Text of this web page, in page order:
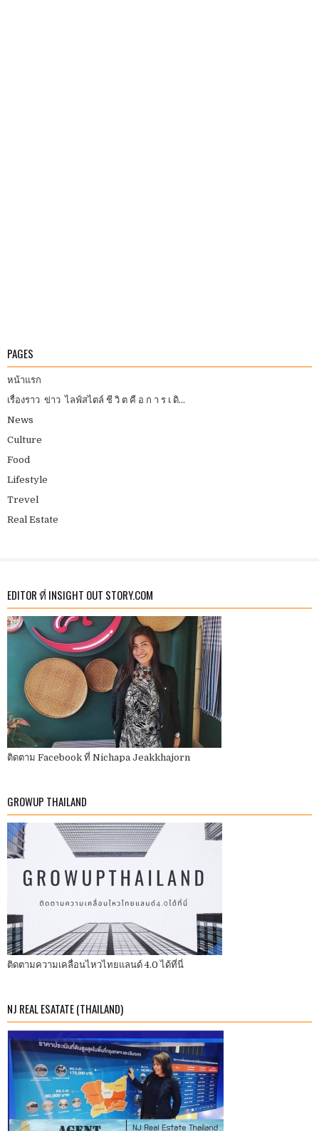
PAGES
หน้าแรก
เรื่องราว ข่าว ไลฟ์สไตล์ ชี วิ ต คื อ ก า ร เ ดิ...
News
Culture
Food
Lifestyle
Trevel
Real Estate
EDITOR ที่ INSIGHT OUT STORY.COM
ติดตาม Facebook ที่ Nichapa Jeakkhajorn
GROWUP THAILAND
ติดตามความเคลื่อนไหวไทยแลนด์ 4.0 ได้ที่นี่
NJ REAL ESATATE (THAILAND)